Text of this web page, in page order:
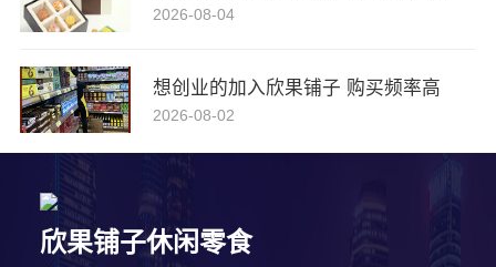
2026-08-04
想创业的加入欣果铺子 购买频率高
2026-08-02
欣果铺子休闲零食
5分钟前 廖女士 正在咨询